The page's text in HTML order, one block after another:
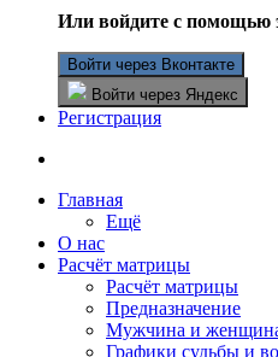
Или войдите с помощью
Войти через Вконтакте
Войти через Яндекс
Регистрация
Главная
Ещё
О нас
Расчёт матрицы
Расчёт матрицы
Предназначение
Мужчина и
Графики судьбы и